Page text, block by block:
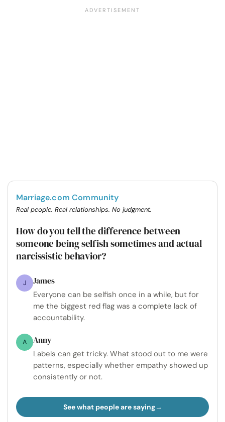
Marriage.com Community
Real people. Real relationships. No judgment.
How do you tell the difference between
someone being selfish sometimes and actual
narcissistic behavior?
J James
Everyone can be selfish once in a while, but for
me the biggest red flag was a complete lack of
accountability.
A Anny
Labels can get tricky. What stood out to me were
patterns, especially whether empathy showed up
consistently or not.
See what people are saying